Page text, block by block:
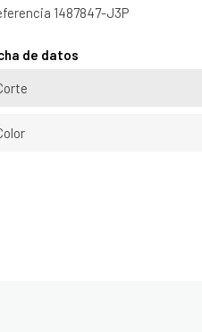
1487847-J3P
de datos